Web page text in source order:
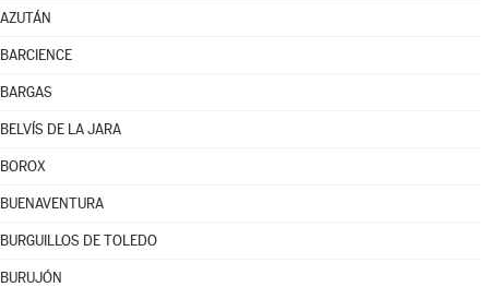
AZUTÁN
BARCIENCE
BARGAS
BELVÍS DE LA JARA
BOROX
BUENAVENTURA
BURGUILLOS DE TOLEDO
BURUJÓN